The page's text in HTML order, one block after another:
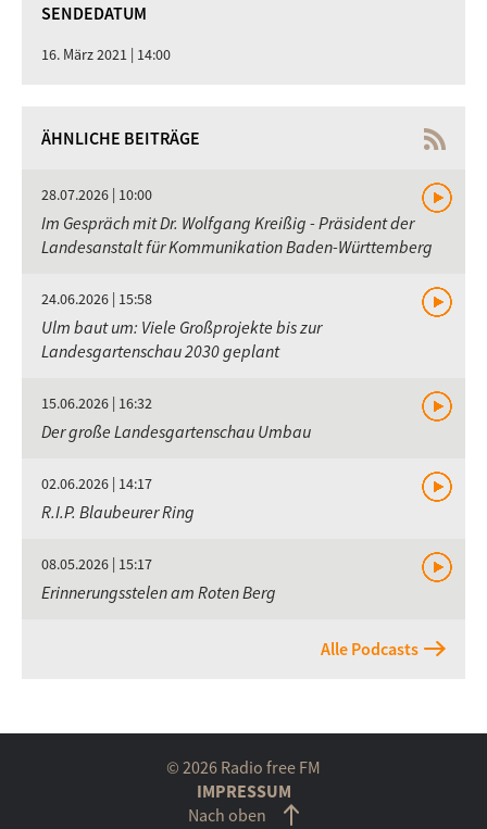
SENDEDATUM
16. März 2021 | 14:00
ÄHNLICHE BEITRÄGE
28.07.2026 | 10:00
Im Gespräch mit Dr. Wolfgang Kreißig - Präsident der
Landesanstalt für Kommunikation Baden-Württemberg
24.06.2026 | 15:58
Ulm baut um: Viele Großprojekte bis zur
Landesgartenschau 2030 geplant
15.06.2026 | 16:32
Der große Landesgartenschau Umbau
02.06.2026 | 14:17
R.I.P. Blaubeurer Ring
08.05.2026 | 15:17
Erinnerungsstelen am Roten Berg
Alle Podcasts
© 2026 Radio free FM
IMPRESSUM
Nach oben